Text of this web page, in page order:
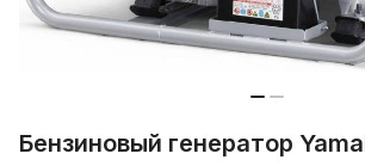
Бензиновый генератор